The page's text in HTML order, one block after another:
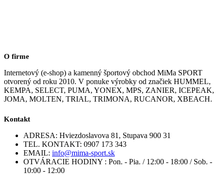
O firme
Internetový (e-shop) a kamenný športový obchod MiMa SPORT
otvorený od roku 2010. V ponuke výrobky od značiek HUMMEL,
KEMPA, SELECT, PUMA, YONEX, MPS, ZANIER, ICEPEAK,
JOMA, MOLTEN, TRIAL, TRIMONA, RUCANOR, XBEACH.
Kontakt
ADRESA: Hviezdoslavova 81, Stupava 900 31
TEL. KONTAKT: 0907 173 343
EMAIL: info@mima-sport.sk
OTVÁRACIE HODINY : Pon. - Pia. / 12:00 - 18:00 / Sob. -
10:00 - 12:00